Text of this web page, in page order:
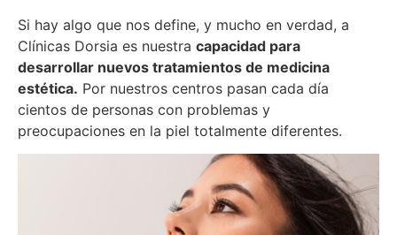
Si hay algo que nos define, y mucho en verdad, a
Clínicas Dorsia es nuestra capacidad para
desarrollar nuevos tratamientos de medicina
estética. Por nuestros centros pasan cada día
cientos de personas con problemas y
preocupaciones en la piel totalmente diferentes.